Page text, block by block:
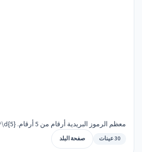
معظم الرموز البريدية أرقام من 5 أرقام. Regex: ^\d{5}$
30 عينات صفحة البلد